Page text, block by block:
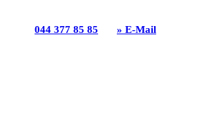
044 377 85 85 » E-Mail